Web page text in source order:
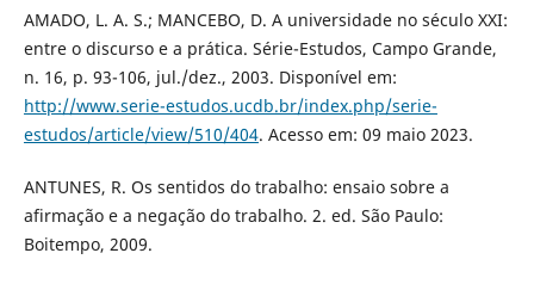
AMADO, L. A. S.; MANCEBO, D. A universidade no século XXI:
entre o discurso e a prática. Série-Estudos, Campo Grande,
n. 16, p. 93-106, jul./dez., 2003. Disponível em:
http://www.serie-estudos.ucdb.br/index.php/serie-
estudos/article/view/510/404. Acesso em: 09 maio 2023.
ANTUNES, R. Os sentidos do trabalho: ensaio sobre a
afirmação e a negação do trabalho. 2. ed. São Paulo:
Boitempo, 2009.